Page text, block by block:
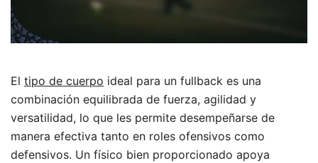
El tipo de cuerpo ideal para un fullback es una
combinación equilibrada de fuerza, agilidad y
versatilidad, lo que les permite desempeñarse de
manera efectiva tanto en roles ofensivos como
defensivos. Un físico bien proporcionado apoya